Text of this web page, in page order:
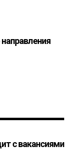
с вакансиями